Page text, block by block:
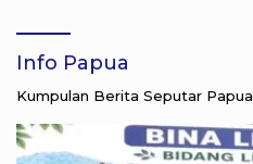
Info Papua
Kumpulan Berita Seputar Papua